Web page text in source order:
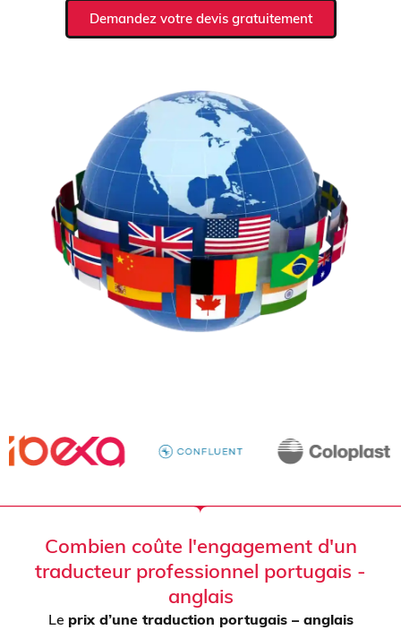
Demandez votre devis gratuitement
Combien coûte l'engagement d'un
traducteur professionnel portugais -
anglais
Le prix d’une traduction portugais – anglais